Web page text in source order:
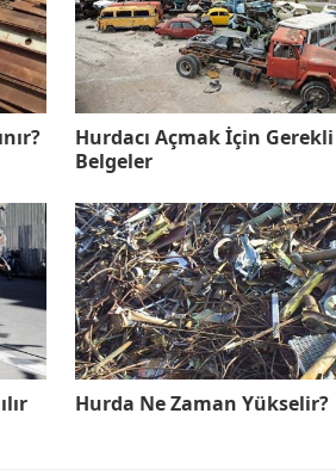
Hurdacı Açmak İçin Gerekli
Belgeler
Hurda Ne Zaman Yükselir?